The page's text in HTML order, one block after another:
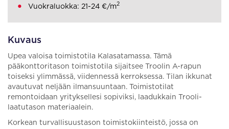
Kuvaus
Upea valoisa toimistotila Kalasatamassa. Tämä
pääkonttoritason toimistotila sijaitsee Troolin A-rapun
toiseksi ylimmässä, viidennessä kerroksessa. Tilan ikkunat
avautuvat neljään ilmansuuntaan. Toimistotilat
remontoidaan yrityksellesi sopiviksi, laadukkain Trooli-
laatutason materiaalein.
Korkean turvallisuustason toimistokiinteistö, jossa on
Vuokraluokka: 21-24 €/m2